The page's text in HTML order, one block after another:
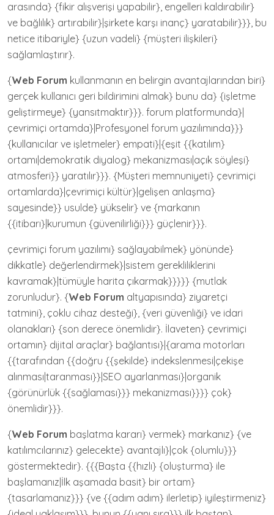
arasında} {fikir alışverişi yapabilir}, engelleri kaldırabilir}
ve bağlılık} artırabilir}|şirkete karşı inanç} yaratabilir}}}, bu
netice itibariyle} {uzun vadeli} {müşteri ilişkileri}
sağlamlaştırır}.
{Web Forum kullanmanın en belirgin avantajlarından biri}
gerçek kullanıcı geri bildirimini almak} bunu da} {işletme
geliştirmeye} {yansıtmaktır}}}. forum platformunda}|
çevrimiçi ortamda}|Profesyonel forum yazılımında}}}
{kullanıcılar ve işletmeler} empati}|{eşit {{katılım}
ortamı|demokratik diyalog} mekanizması|açık söyleşi}
atmosferi}} yaratılır}}}. {Müşteri memnuniyeti} çevrimiçi
ortamlarda}|çevrimiçi kültür}|gelişen anlaşma}
sayesinde}} usulde} yükselir} ve {markanın
{{itibarı}|kurumun {güvenilirliği}}} güçlenir}}}.
çevrimiçi forum yazılımı} sağlayabilmek} yönünde}
dikkatle} değerlendirmek}|sistem gerekliliklerini
kavramak}|tümüyle harita çıkarmak}}}}} {mutlak
zorunludur}. {Web Forum altyapısında} ziyaretçi
tatmini}, çoklu cihaz desteği}, {veri güvenliği} ve idari
olanakları} {son derece önemlidir}. İlaveten} çevrimiçi
ortamın} dijital araçlar} bağlantısı}|{arama motorları
{{tarafından {{doğru {{şekilde} indekslenmesi|çekişe
alınması|taranması}}|SEO ayarlanması}|organik
{görünürlük {{sağlaması}}} mekanizması}}}} çok}
önemlidir}}}.
{Web Forum başlatma kararı} vermek} markanız} {ve
katılımcılarınız} gelecekte} avantajlı}|çok {olumlu}}}
göstermektedir}. {{{Başta {{hızlı} {oluşturma} ile
başlamanız|İlk aşamada basit} bir ortam}
{tasarlamanız}}} {ve {{adım adım} ilerletip} iyileştirmeniz}